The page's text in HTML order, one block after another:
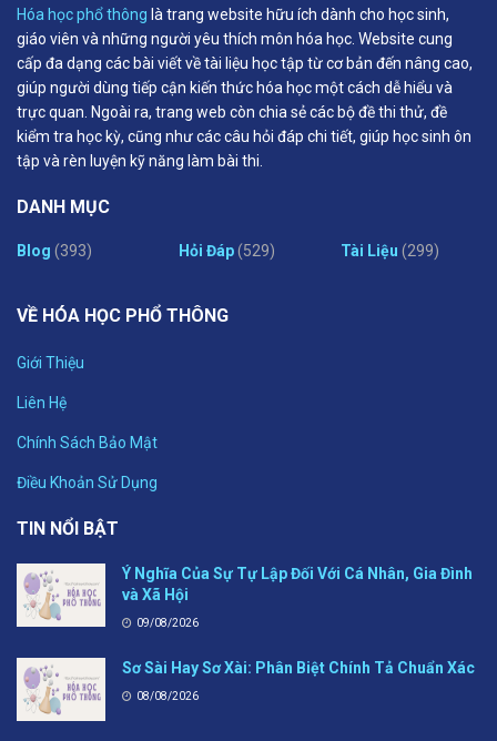
Hóa học phổ thông là trang website hữu ích dành cho học sinh,
giáo viên và những người yêu thích môn hóa học. Website cung
cấp đa dạng các bài viết về tài liệu học tập từ cơ bản đến nâng cao,
giúp người dùng tiếp cận kiến thức hóa học một cách dễ hiểu và
trực quan. Ngoài ra, trang web còn chia sẻ các bộ đề thi thử, đề
kiểm tra học kỳ, cũng như các câu hỏi đáp chi tiết, giúp học sinh ôn
tập và rèn luyện kỹ năng làm bài thi.
DANH MỤC
Blog (393) Hỏi Đáp(529) Tài Liệu (299)
VỀ HÓA HỌC PHỔ THÔNG
Giới Thiệu
Liên Hệ
Chính Sách Bảo Mật
Điều Khoản Sử Dụng
TIN NỔI BẬT
Ý Nghĩa Của Sự Tự Lập Đối Với Cá Nhân, Gia Đình
và Xã Hội
09/08/2026
Sơ Sài Hay Sơ Xài: Phân Biệt Chính Tả Chuẩn Xác
08/08/2026